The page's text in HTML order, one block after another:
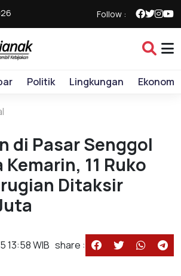
Follow :
Politik Lingkungan Ekonomi
di Pasar Senggol
Kemarin, 11 Ruko
Ditaksir
13:58 WIB share :